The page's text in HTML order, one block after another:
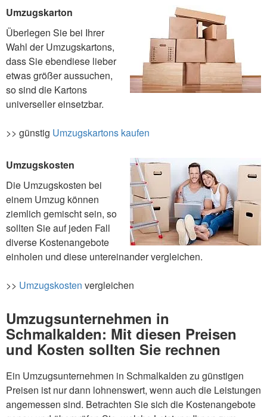
Umzugskarton
Überlegen Sie bei Ihrer
Wahl der Umzugskartons,
dass Sie ebendiese lieber
etwas größer aussuchen,
so sind die Kartons
universeller einsetzbar.
>> günstig Umzugskartons kaufen
Umzugskosten
Die Umzugskosten bei
einem Umzug können
ziemlich gemischt sein, so
sollten Sie auf jeden Fall
diverse Kostenangebote
einholen und diese untereinander vergleichen.
>> Umzugskosten vergleichen
Umzugsunternehmen in
Schmalkalden: Mit diesen Preisen
und Kosten sollten Sie rechnen
Ein Umzugsunternehmen in Schmalkalden zu günstigen
Preisen ist nur dann lohnenswert, wenn auch die Leistungen
angemessen sind. Betrachten Sie sich die Kostenangebote